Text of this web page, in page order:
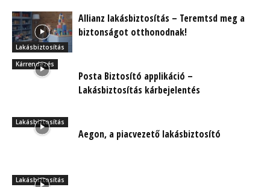
Lakásbiztosítás
Allianz lakásbiztosítás – Teremtsd meg a
biztonságot otthonodnak!
Kárrendezés
Posta Biztosító applikáció –
Lakásbiztosítás kárbejelentés
Lakásbiztosítás
Aegon, a piacvezető lakásbiztosító
Lakásbiztosítás